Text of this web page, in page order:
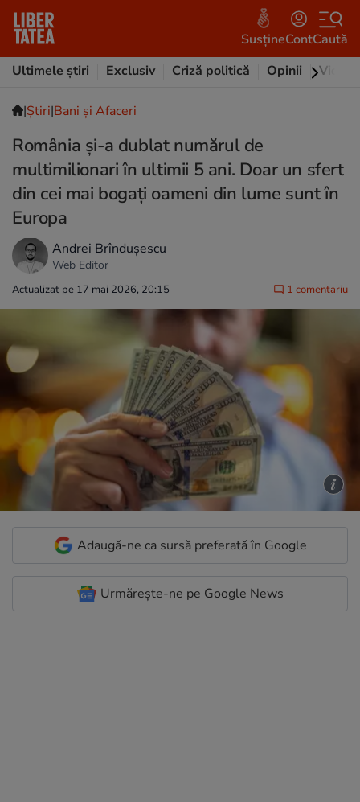
SusțineContCaută
Ultimele știri
Exclusiv Criză politică Opinii Video
|Ştiri|Bani și Afaceri
România și-a dublat numărul de
multimilionari în ultimii 5 ani. Doar un sfert
din cei mai bogați oameni din lume sunt în
Europa
Andrei Brîndușescu
Web Editor
Actualizat pe 17 mai 2026, 20:15 1 comentariu
Adaugă-ne ca sursă preferată în Google
Urmărește-ne pe Google News